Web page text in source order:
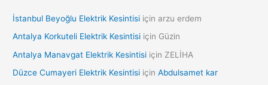
İstanbul Beyoğlu Elektrik Kesintisi içinarzu erdem
Antalya Korkuteli Elektrik Kesintisi için Güzin
Antalya Manavgat Elektrik Kesintisi için ZELİHA
Düzce Cumayeri Elektrik Kesintisi içinAbdulsamet kar